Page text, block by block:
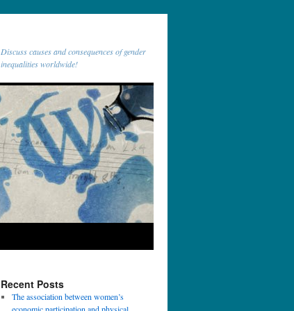
Discuss causes and consequences of gender
inequalities worldwide!
Recent Posts
The association between women’s